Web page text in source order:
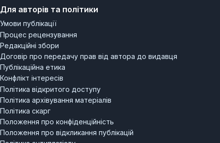
Для авторів та політики
Умови публікації
Процес рецензування
Редакційні збори
Договір про передачу прав від автора до видавця
Публікаційна етика
Конфлікт інтересів
Політика відкритого доступу
Політика архівування матеріалів
Політика скарг
Положення про конфіденційність
Положення про відкликання публікацій